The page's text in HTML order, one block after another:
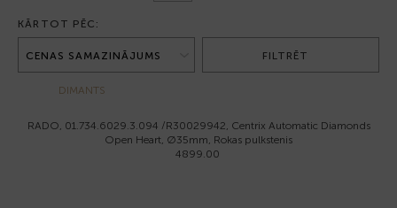
KĀRTOT PĒC:
FILTRĒT
DIMANTS
RADO, 01.734.6029.3.094 /R30029942, Centrix Automatic Diamonds
Open Heart, Ø35mm, Rokas pulkstenis
4899.00